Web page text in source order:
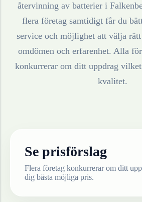
återvinning av batterier i
flera företag samtidigt får du
service och möjlighet att välja
omdömen och erfarenhet. Alla
konkurrerar om ditt uppdrag
kvalitet.
Se prisförslag
Flera företag konkurrerar om ditt
dig bästa möjliga pris.